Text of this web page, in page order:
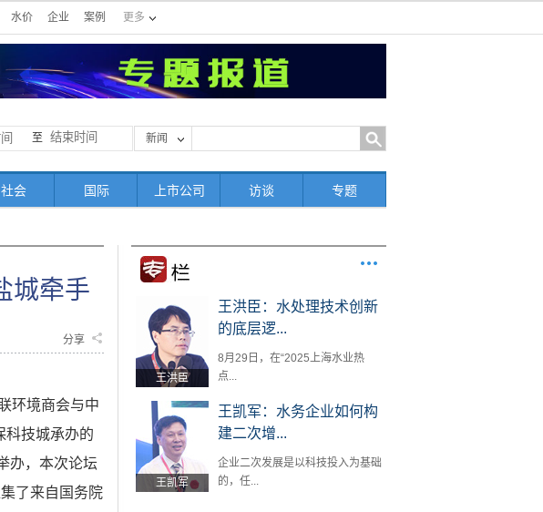
水价 企业 案例 更多
至 新闻
社会 国际 上市公司 访谈 专题
城牵手
分享
环境商会与中
科技城承办的
办，本次论坛
了来自国务院
王洪臣
王洪臣：水处理技术创新
的底层逻...
8月29日，在“2025上海水业热
点...
王凯军
王凯军：水务企业如何构
建二次增...
企业二次发展是以科技投入为基础
的，任...